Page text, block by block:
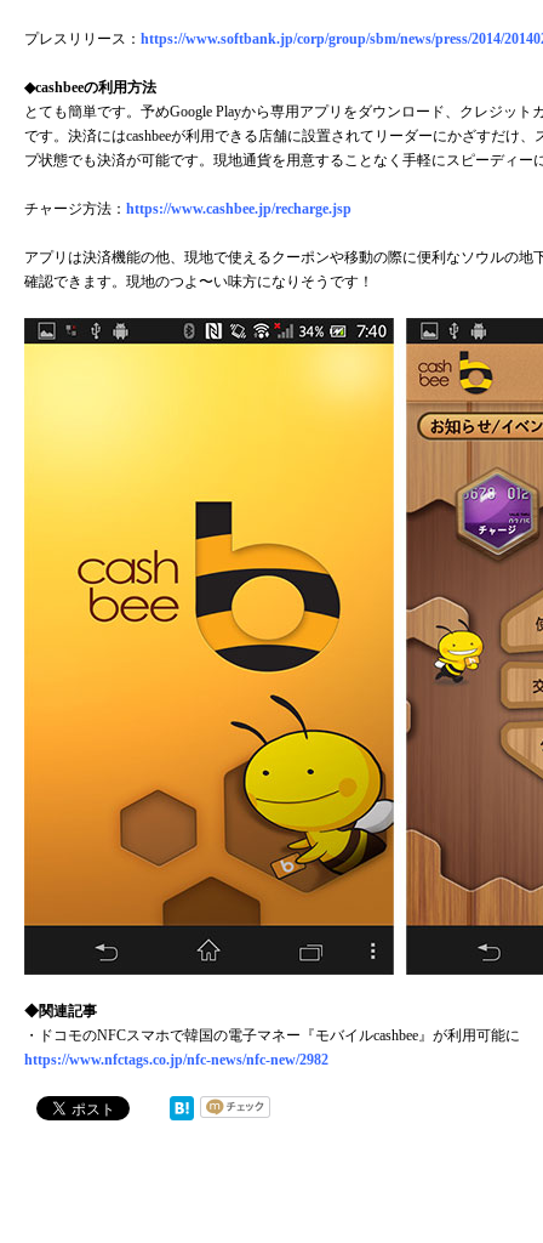
プレスリリース： https://www.softbank.jp/corp/group/sbm/news/press/2014/
◆cashbeeの利用方法
とても簡単です。予めGoogle Playから専用アプリをダウンロード、クレジッ
です。決済にはcashbeeが利用できる店舗に設置されてリーダーにかざすだけ
プ状態でも決済が可能です。現地通貨を用意することなく手軽にスピーディー
チャージ方法： https://www.cashbee.jp/recharge.jsp
アプリは決済機能の他、現地で使えるクーポンや移動の際に便利なソウルの
確認できます。現地のつよ〜い味方になりそうです！
◆関連記事
・ドコモのNFCスマホで韓国の電子マネー『モバイルcashbee』が利用可能に
https://www.nfctags.co.jp/nfc-news/nfc-new/2982